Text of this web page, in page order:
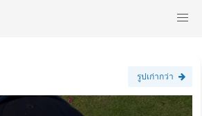
รูปเก่ากว่า